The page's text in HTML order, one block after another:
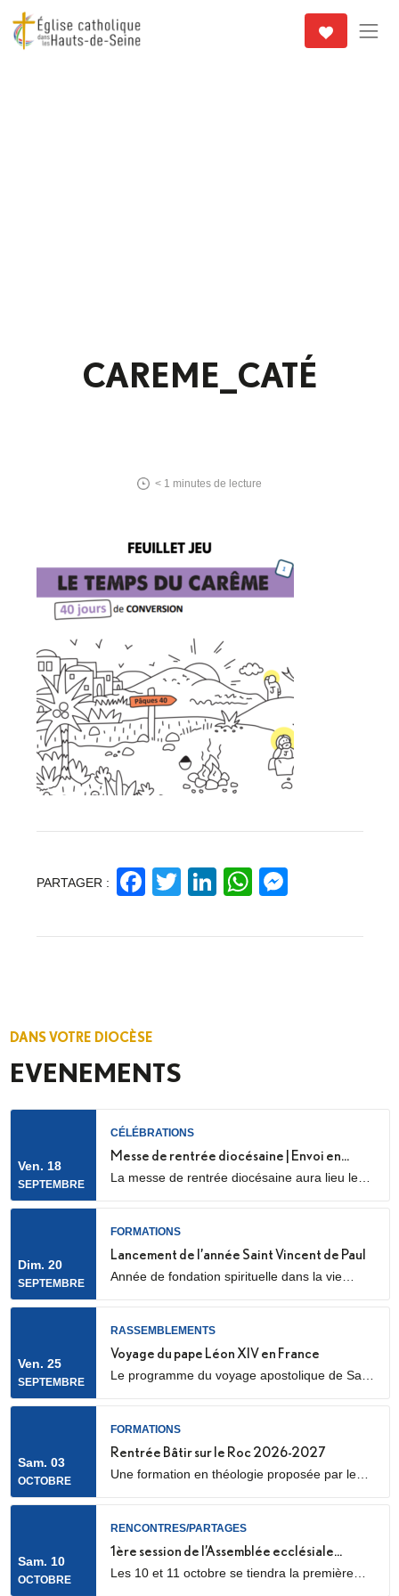
CAREME_CATÉ
< 1 minutes de lecture
PARTAGER : Facebook
Twitter
LinkedIn
WhatsApp
DANS VOTRE DIOCÈSE
EVENEMENTS
Ven. 18
SEPTEMBRE
CÉLÉBRATIONS
Messe de rentrée diocésaine | Envoi en
mission des LME
La messe de rentrée diocésaine aura lieu le
(28 Rue de l’Église, 92000 Nanterre) Elle sera
marquée par l’envoi en mission des Laïcs en
en mission ecclésiale ? Les Laïcs en...
Dim. 20
SEPTEMBRE
FORMATIONS
Lancement de l’année Saint Vincent de Paul
Année de fondation spirituelle dans la vie
biblique, accompagnement spirituel, service
auprès des plus pauvres ou des plus jeunes,
vie fraternelle.
Ven. 25
SEPTEMBRE
RASSEMBLEMENTS
Voyage du pape Léon XIV en France
Le programme du voyage apostolique de Sa
aujourd’hui, notamment avec la confirmation
des temps forts qui se dérouleront les 25 et 26
Sam. 03
OCTOBRE
FORMATIONS
Rentrée Bâtir sur le Roc 2026-2027
Une formation en théologie proposée par le
Bernardins.
Sam. 10
OCTOBRE
RENCONTRES/PARTAGES
1ère session de l’Assemblée ecclésiale
provinciale
Les 10 et 11 octobre se tiendra la première